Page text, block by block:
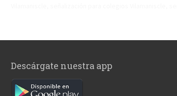
Descárgate nuestra app